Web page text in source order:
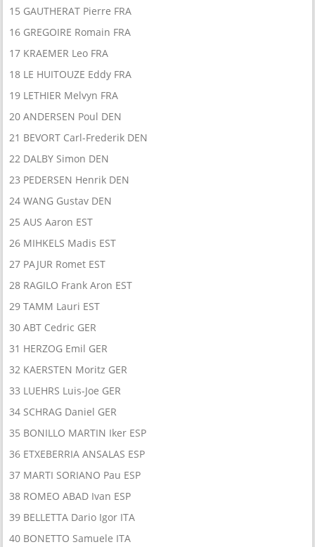
15 GAUTHERAT Pierre FRA
16 GREGOIRE Romain FRA
17 KRAEMER Leo FRA
18 LE HUITOUZE Eddy FRA
19 LETHIER Melvyn FRA
20 ANDERSEN Poul DEN
21 BEVORT Carl-Frederik DEN
22 DALBY Simon DEN
23 PEDERSEN Henrik DEN
24 WANG Gustav DEN
25 AUS Aaron EST
26 MIHKELS Madis EST
27 PAJUR Romet EST
28 RAGILO Frank Aron EST
29 TAMM Lauri EST
30 ABT Cedric GER
31 HERZOG Emil GER
32 KAERSTEN Moritz GER
33 LUEHRS Luis-Joe GER
34 SCHRAG Daniel GER
35 BONILLO MARTIN Iker ESP
36 ETXEBERRIA ANSALAS ESP
37 MARTI SORIANO Pau ESP
38 ROMEO ABAD Ivan ESP
39 BELLETTA Dario Igor ITA
40 BONETTO Samuele ITA